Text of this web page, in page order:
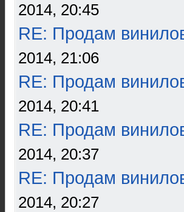
2014, 20:45
RE: Продам
2014, 21:06
RE: Продам
2014, 20:41
RE: Продам
2014, 20:37
RE: Продам
2014, 20:27